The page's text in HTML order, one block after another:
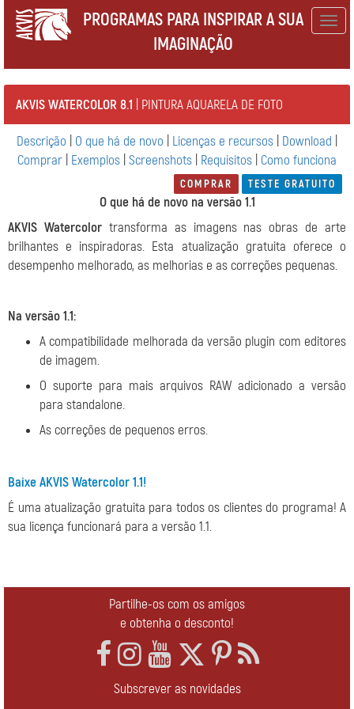
PROGRAMAS PARA INSPIRAR A SUA
IMAGINAÇÃO
AKVIS WATERCOLOR 8.1 | PINTURA AQUARELA DE FOTO
Descrição O que há de novo Licenças e recursos Download
Comprar Exemplos Screenshots Requisitos Como funciona
COMPRAR TESTE GRATUITO
O que há de novo na versão 1.1
AKVIS Watercolortransforma as imagens nas obras de arte
brilhantes e inspiradoras. Esta atualização gratuita oferece o
desempenho melhorado, as melhorias e as correções pequenas.
Na versão 1.1:
A compatibilidade melhorada da versão plugin com editores
de imagem.
O suporte para mais arquivos RAW adicionado a versão
para standalone.
As correções de pequenos erros.
Baixe AKVIS Watercolor 1.1!
É uma atualização gratuita para todos os clientes do programa! A
sua licença funcionará para a versão 1.1.
Partilhe-os com os amigos
e obtenha o desconto!
Subscrever as novidades